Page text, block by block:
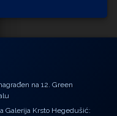
na 12. Green
Galerija Krsto Hegedušić: